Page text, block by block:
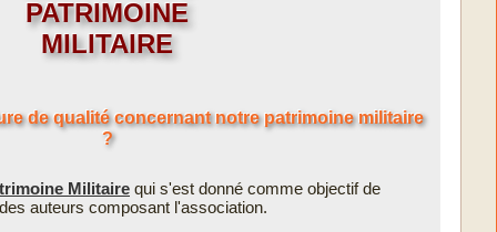
PATRIMOINE
MILITAIRE
de qualité concernant notre patrimoine militaire
?
Militaire qui s'est donné comme objectif de
auteurs composant l'association.